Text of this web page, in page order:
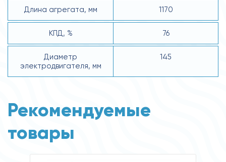
Длина агрегата, мм 1170
КПД, % 76
Диаметр
электродвигателя, мм
145
Рекомендуемые
товары